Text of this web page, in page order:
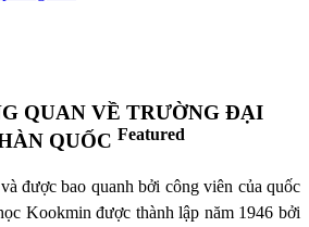
QUAN VỀ TRƯỜNG ĐẠI
QUỐC Featured
được bao quanh bởi công viên của quốc
Kookmin được thành lập năm 1946 bởi